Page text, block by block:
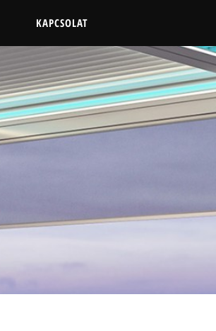
KAPCSOLAT